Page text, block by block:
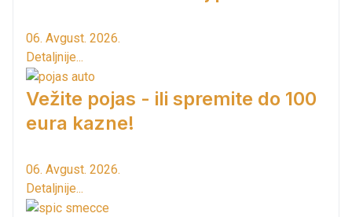
06. Avgust. 2026.
Detaljnije...
Vežite pojas - ili spremite do 100
eura kazne!
06. Avgust. 2026.
Detaljnije...